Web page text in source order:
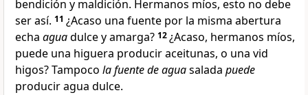
bendición y maldición. Hermanos míos, esto no debe
ser así. 11 ¿Acaso una fuente por la misma abertura
echa aguadulce y amarga? 12¿Acaso, hermanos míos,
puede una higuera producir aceitunas, o una vid
higos? Tampoco la fuente de aguasalada puede
producir agua dulce.